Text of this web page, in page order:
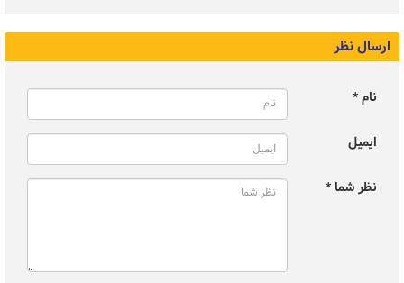
ارسال نظر
نام *
ایمیل
نظر شما *